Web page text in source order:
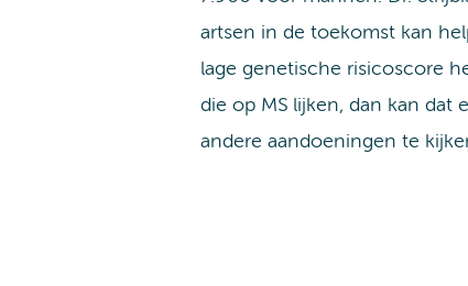
artsen in de toekomst kan
lage genetische risicoscore
die op MS lijken, dan kan dat
andere aandoeningen te